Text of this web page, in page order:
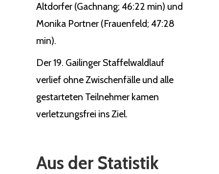
Altdorfer (Gachnang; 46:22 min) und
Monika Portner (Frauenfeld; 47:28
min).
Der 19. Gailinger Staffelwaldlauf
verlief ohne Zwischenfälle und alle
gestarteten Teilnehmer kamen
verletzungsfrei ins Ziel.
Aus der Statistik